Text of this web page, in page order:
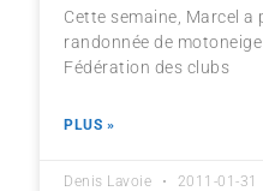
Cette semaine, Marcel a
randonnée de
Fédération des clubs
PLUS »
Denis Lavoie 2011-01-31